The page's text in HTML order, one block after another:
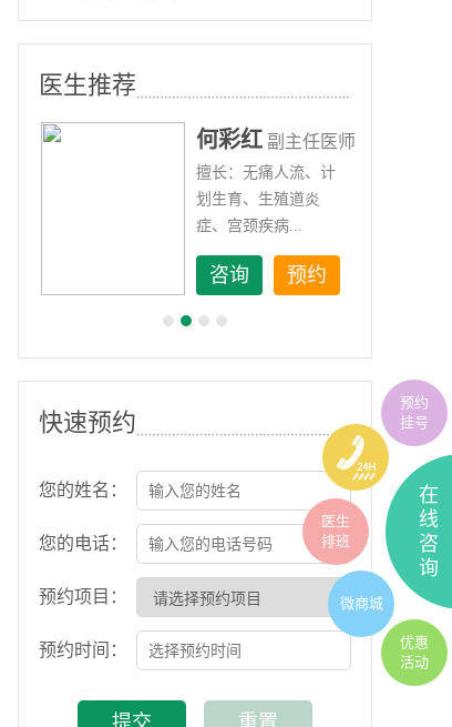
医生推荐
何彩红 副主任医师
擅长：无痛人流、计
划生育、生殖道炎
症、宫颈疾病...
咨询 预约
快速预约
您的姓名：
您的电话：
预约项目：
预约时间：
在
线
咨
询
预约
挂号
医生
排班
微商城
优惠
活动